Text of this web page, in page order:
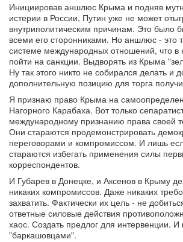
Инициировав аншлюс Крыма и подняв
истерии в России, Путин уже не может
внутриполитическим причинам. Это было
всеми его сторонниками. Но аншлюс - это
системе международных отношений, что в
пойти на санкции. Выдворять из Крыма
Ну так этого никто не собирался делать и
дополнительную позицию для торга
Я признаю право Крыма на
Нагорного Карабаха. Вот только
международному признанию права своей
Они стараются продемонстрировать
переговорами и компромиссом. И лишь
стараются избегать применения силы
корреспондентов.
И Губарев в Донецке, и Аксенов в Крыму
никаких компромиссов. Даже никаких
захватить. Фактически их цель - не
ответные силовые действия
хаос. Создать предлог для интервенции.
"баркашовцами".